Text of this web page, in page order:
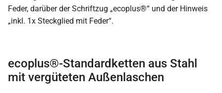
ecoplus®-Standardketten aus Stahl
mit vergüteten Außenlaschen